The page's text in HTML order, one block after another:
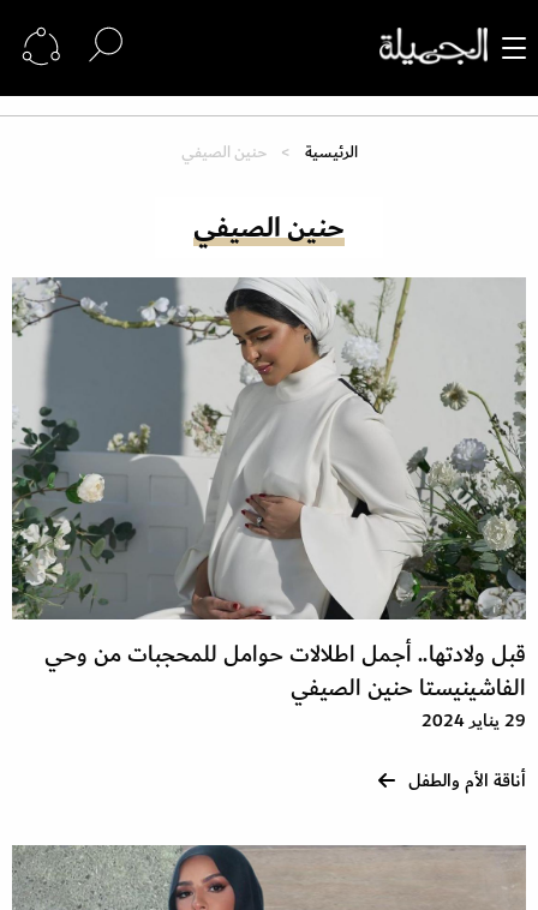
الرئيسية حنين الصيفي
حنين الصيفي
قبل ولادتها.. أجمل اطلالات حوامل للمحجبات من وحي
الفاشينيستا حنين الصيفي
29 يناير 2024
أناقة الأم والطفل